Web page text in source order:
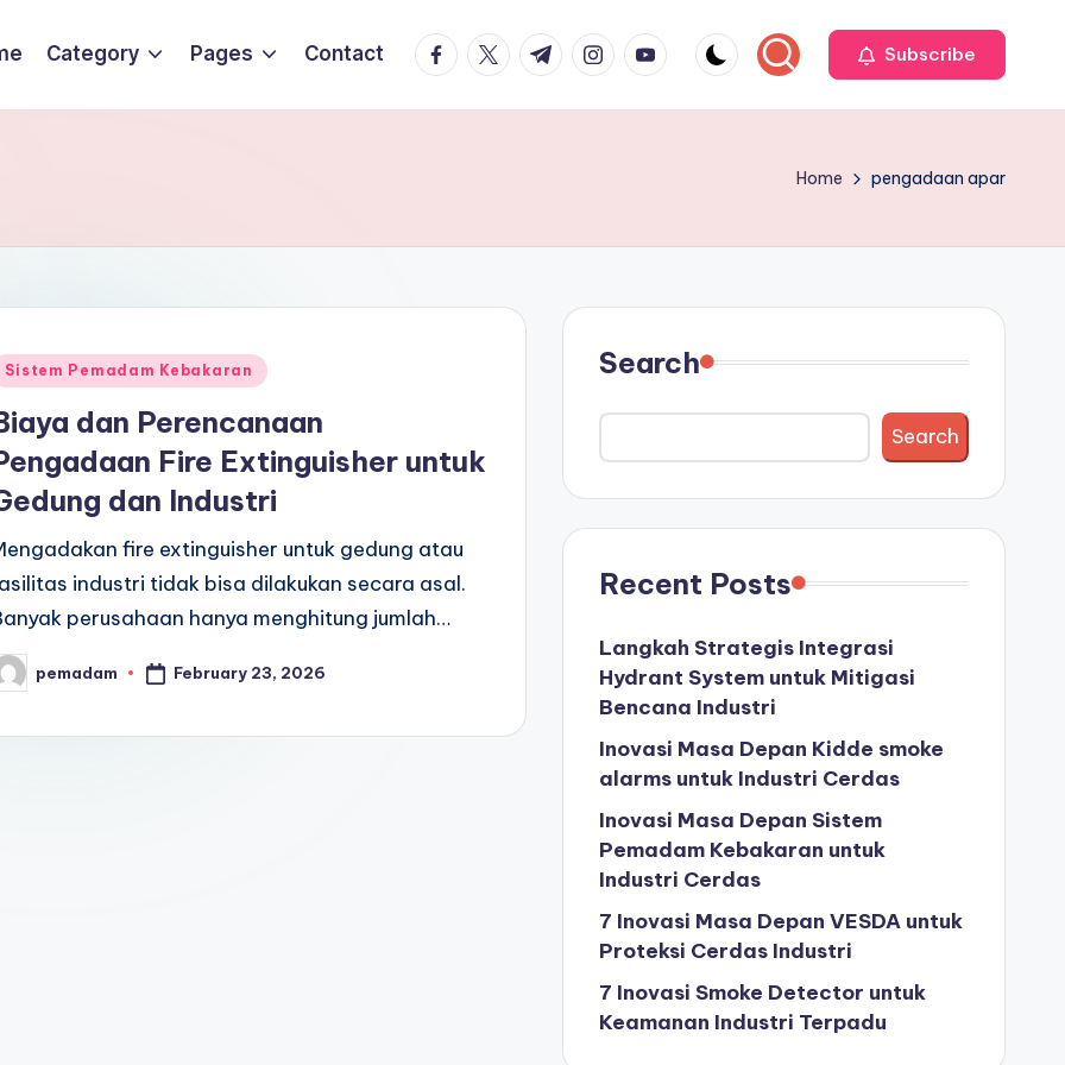
Category Pages Contact Facebook
TwitterTelegramInstagram
Youtube Subscribe
Home pengadaan apar
Sistem Pemadam Kebakaran
dan Perencanaan
Fire Extinguisher untuk
dan Industri
fire extinguisher untuk gedung atau
industri tidak bisa dilakukan secara asal.
perusahaan hanya menghitung jumlah…
pemadam February 23, 2026
Search
Search
Recent Posts
Langkah Strategis Integrasi
Hydrant System untuk Mitigasi
Bencana Industri
Inovasi Masa Depan Kidde smoke
alarms untuk Industri Cerdas
Inovasi Masa Depan Sistem
Pemadam Kebakaran untuk
Industri Cerdas
7 Inovasi Masa Depan VESDA untuk
Proteksi Cerdas Industri
7 Inovasi Smoke Detector untuk
Keamanan Industri Terpadu